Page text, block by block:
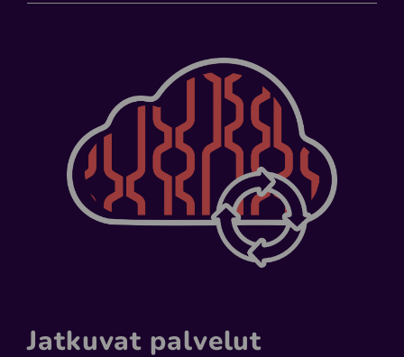
Jatkuvat palvelut